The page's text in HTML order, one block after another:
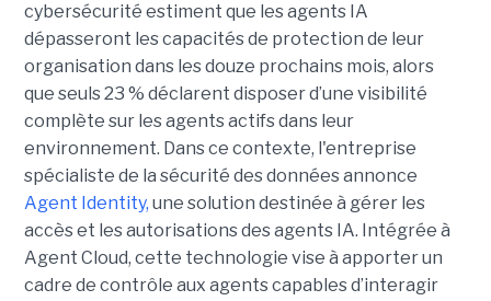
cybersécurité estiment que les agents IA
dépasseront les capacités de protection de leur
organisation dans les douze prochains mois, alors
que seuls 23 % déclarent disposer d’une visibilité
complète sur les agents actifs dans leur
environnement. Dans ce contexte, l'entreprise
spécialiste de la sécurité des données annonce
Agent Identity, une solution destinée à gérer les
accès et les autorisations des agents IA. Intégrée à
Agent Cloud, cette technologie vise à apporter un
cadre de contrôle aux agents capables d’interagir